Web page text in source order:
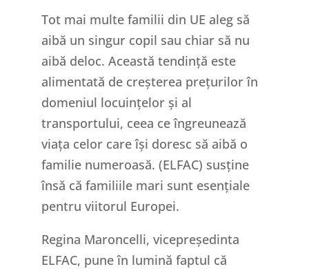
Tot mai multe familii din UE aleg să
aibă un singur copil sau chiar să nu
aibă deloc. Această tendință este
alimentată de creșterea prețurilor în
domeniul locuințelor și al
transportului, ceea ce îngreunează
viața celor care își doresc să aibă o
familie numeroasă. (ELFAC) susține
însă că familiile mari sunt esențiale
pentru viitorul Europei.
Regina Maroncelli, vicepreședinta
ELFAC, pune în lumină faptul că